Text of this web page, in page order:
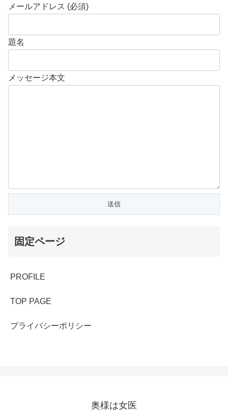
メールアドレス (必須)
題名
メッセージ本文
固定ページ
PROFILE
TOP PAGE
プライバシーポリシー
奥様は女医